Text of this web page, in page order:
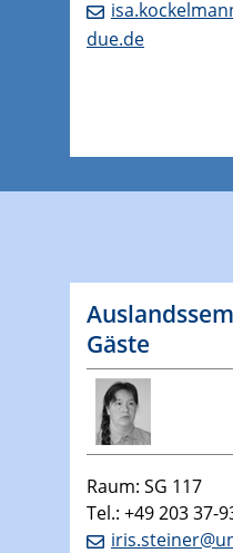
due.de
Gäste
Raum: SG 117
Tel.: +49 203 37-